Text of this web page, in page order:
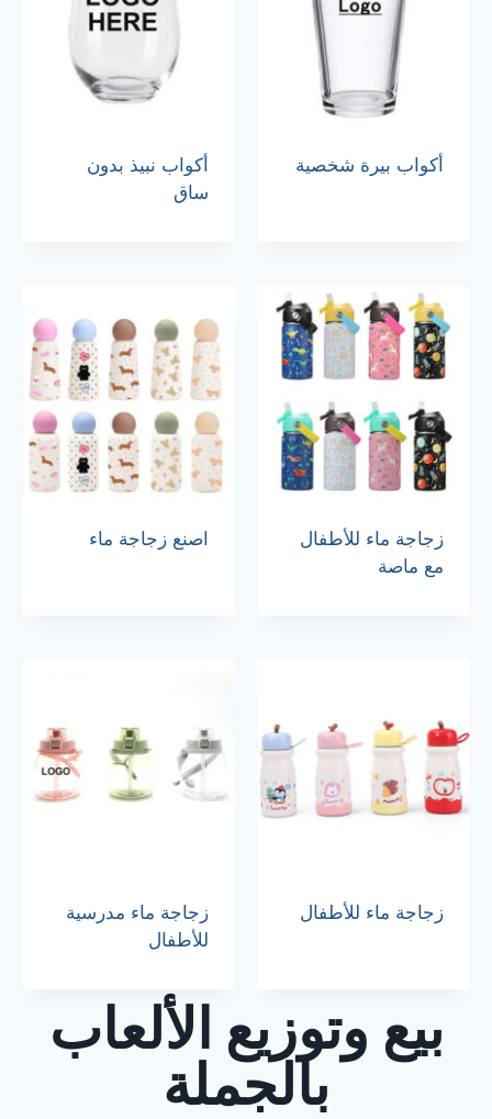
أكواب بيرة شخصية
أكواب نبيذ بدون
ساق
زجاجة ماء للأطفال
مع ماصة
اصنع زجاجة ماء
زجاجة ماء للأطفال
زجاجة ماء مدرسية
للأطفال
بيع وتوزيع الألعاب
بالجملة